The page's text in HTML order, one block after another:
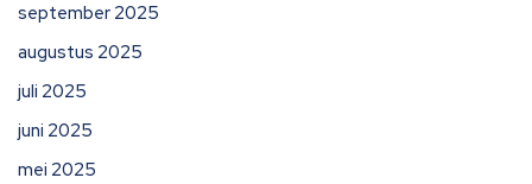
september 2025
augustus 2025
juli 2025
juni 2025
mei 2025